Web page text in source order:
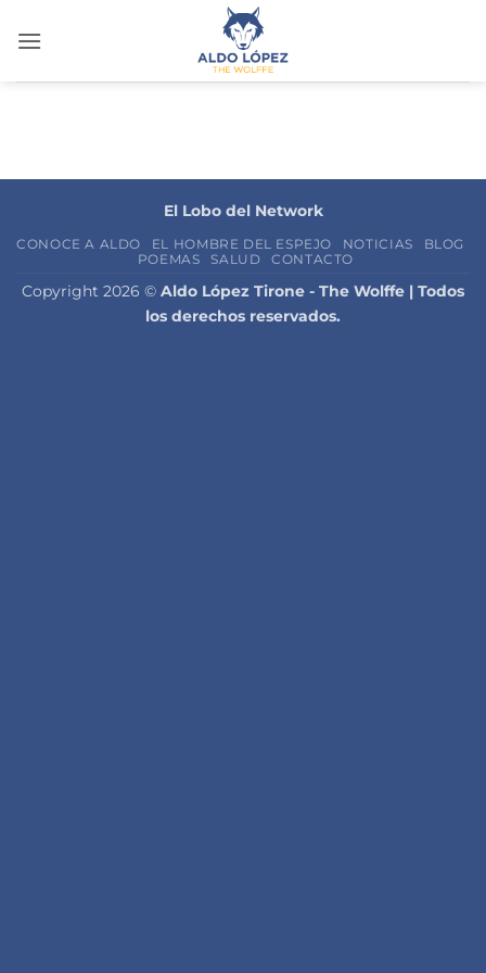
El Lobo del Network
CONOCE A ALDO EL HOMBRE DEL ESPEJO NOTICIAS
BLOG
POEMAS
SALUD CONTACTO
Copyright 2026 © Aldo López Tirone - The Wolffe | Todos
los derechos reservados.